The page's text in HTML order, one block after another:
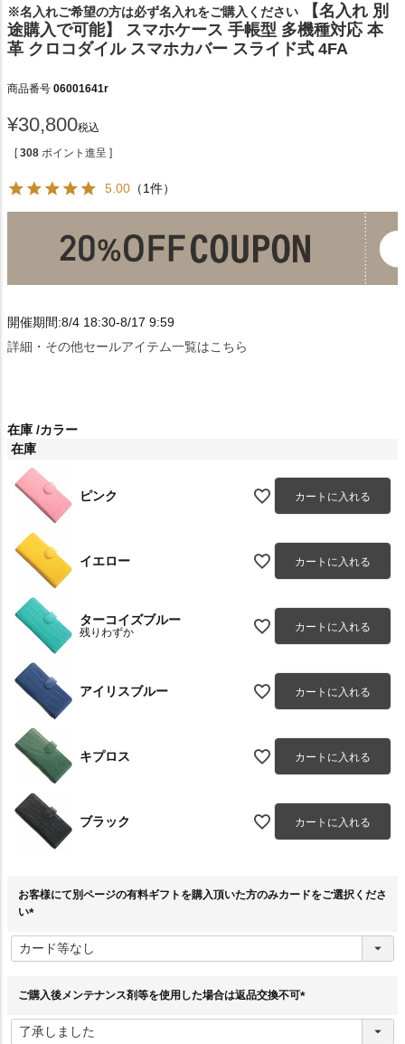
※名入れご希望の方は必ず名入れをご購入ください
【名入れ 別
途購入で可能】 スマホケース 手帳型 多機種対応 本
革 クロコダイル スマホカバー スライド式 4FA
商品番号 06001641r
¥30,800税込
[ 308 ポイント進呈 ]
5.00 （1件）
開催期間:8/4 18:30-8/17 9:59
詳細・その他セールアイテム一覧はこちら
在庫 カラー
在庫
ピンク カートに入れる
イエロー カートに入れる
ターコイズブルー
残りわずか カートに入れる
アイリスブルー カートに入れる
キプロス カートに入れる
ブラック カートに入れる
お客様にて別ページの有料ギフトを購入頂いた方のみカードをご選択くださ
い
必
須
ご購入後メンテナンス剤等を使用した場合は返品交換不可